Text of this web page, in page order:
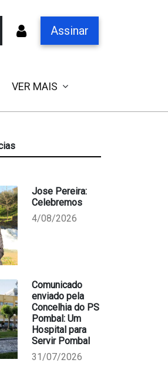
Assinar
VER MAIS
Jose Pereira:
Celebremos
4/08/2026
Comunicado
enviado pela
Concelhia do PS
Pombal: Um
Hospital para
Servir Pombal
31/07/2026